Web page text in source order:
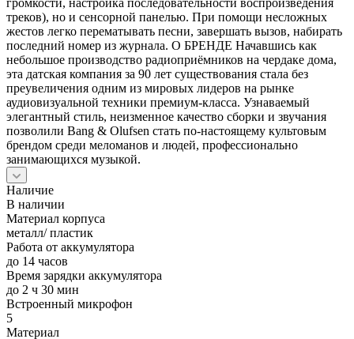
треков), но и сенсорной панелью. При помощи несложных
жестов легко перематывать песни, завершать вызов, набирать
последний номер из журнала. О БРЕНДЕ Начавшись как
небольшое производство радиоприёмников на чердаке дома,
эта датская компания за 90 лет существования стала без
преувеличения одним из мировых лидеров на рынке
аудиовизуальной техники премиум-класса. Узнаваемый
элегантный стиль, неизменное качество сборки и звучания
позволили Bang & Olufsen стать по-настоящему культовым
брендом среди меломанов и людей, профессионально
занимающихся музыкой.
Наличие
В наличии
Материал корпуса
металл/ пластик
Работа от аккумулятора
до 14 часов
Время зарядки аккумулятора
до 2 ч 30 мин
Встроенный микрофон
5
Материал